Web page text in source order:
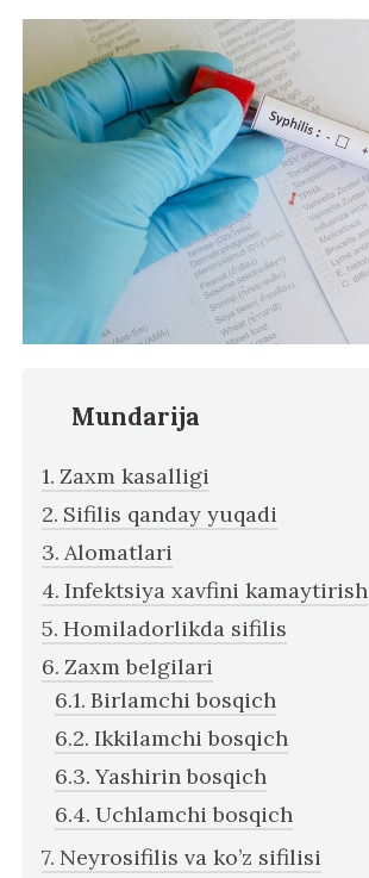
Mundarija
Zaxm kasalligi
Sifilis qanday yuqadi
Alomatlari
Infektsiya xavfini kamaytirish
Homiladorlikda sifilis
Zaxm belgilari
Birlamchi bosqich
Ikkilamchi bosqich
Yashirin bosqich
Uchlamchi bosqich
Neyrosifilis va ko’z sifilisi